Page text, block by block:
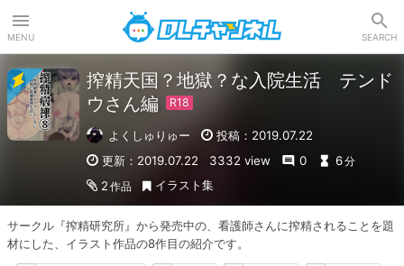
MENU SEARCH
搾精天国？地獄？な入院生活 テンド
ウさん編
よくしゅりゅー
投稿：2019.07.22
更新：2019.07.22
3332 view 0 6分
2 作品 イラスト集
サークル『搾精研究所』から発売中の、看護師さんに搾精されることを題
材にした、イラスト作品の8作目の紹介です。